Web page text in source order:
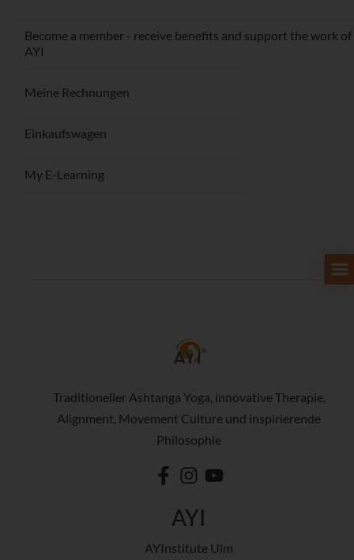
Become a member - receive benefits and support the work of
AYI
Meine Rechnungen
Einkaufswagen
My E-Learning
Traditioneller Ashtanga Yoga, innovative Therapie,
Alignment, Movement Culture und inspirierende
Philosophie
AYI
AYInstitute Ulm